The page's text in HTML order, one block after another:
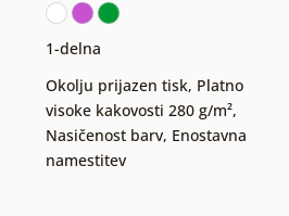
1-delna
Okolju prijazen tisk, Platno
visoke kakovosti 280 g/m²,
Nasičenost barv, Enostavna
namestitev